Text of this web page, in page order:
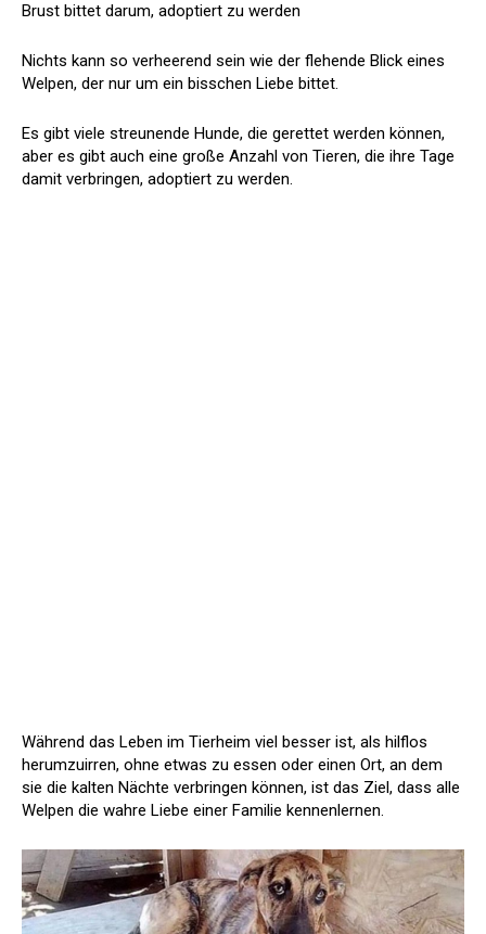
Brust bittet darum, adoptiert zu werden
Nichts kann so verheerend sein wie der flehende Blick eines
Welpen, der nur um ein bisschen Liebe bittet.
Es gibt viele streunende Hunde, die gerettet werden können,
aber es gibt auch eine große Anzahl von Tieren, die ihre Tage
damit verbringen, adoptiert zu werden.
Während das Leben im Tierheim viel besser ist, als hilflos
herumzuirren, ohne etwas zu essen oder einen Ort, an dem
sie die kalten Nächte verbringen können, ist das Ziel, dass alle
Welpen die wahre Liebe einer Familie kennenlernen.